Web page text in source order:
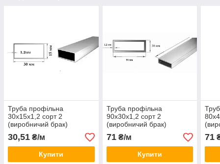
Труба профільна
30x15х1,2 сорт 2
(виробничий брак)
30,51 ₴/м
Купити
Труба профільна
90x30х1,2 сорт 2
(виробничий брак)
71₴/м
Купити
71